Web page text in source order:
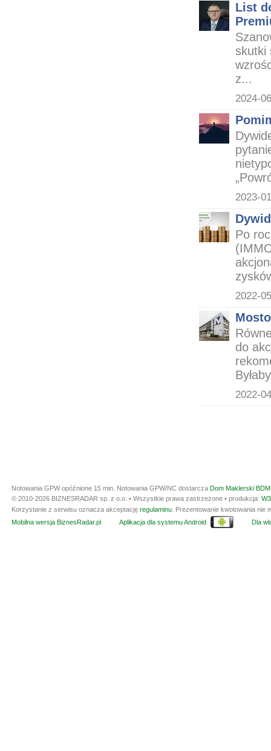
List
skutki
z...
2024-
2023-
Po
2022-
do
2022-
Notowania GPW opóźnione 15 min. Notowania GPW/NC dostarcza Dom Maklerski
© 2010-2026 BIZNESRADAR sp. z o.o. • Wszystkie prawa zastrzeżone • produkcja:
Korzystanie z serwisu oznacza akceptację regulaminu . Prezentowanie kwotowania
Mobilna wersja BiznesRadar.pl
Aplikacja dla systemu Android Dla